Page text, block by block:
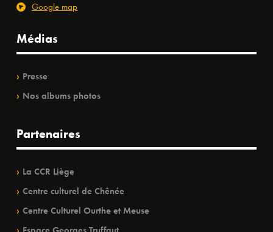
Google map
Médias
Presse
Nos albums photos
Partenaires
La CCR Liège
Centre culturel de Chênée
Centre Culturel Ourthe et Meuse